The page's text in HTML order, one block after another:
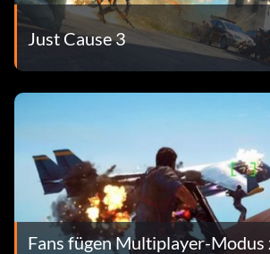
Just Cause 3
Fans fügen Multiplayer-Modus